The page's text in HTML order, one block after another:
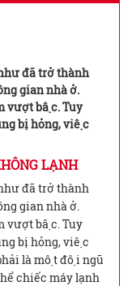
đã trở thành
gian nhà ở.
vượt bậc. Tuy
bị hỏng, việc
LẠNH
đã trở thành
gian nhà ở.
vượt bậc. Tuy
bị hỏng, việc
là một đội ngũ
chiếc máy lạnh